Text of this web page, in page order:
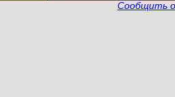
Сообщить о